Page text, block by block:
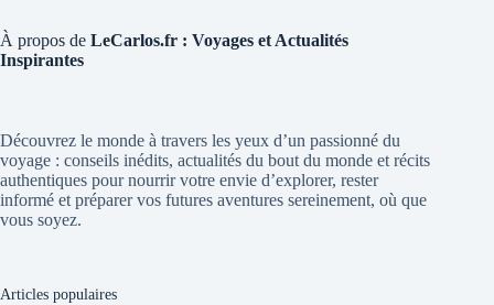
À propos de LeCarlos.fr : Voyages et Actualités
Inspirantes
Découvrez le monde à travers les yeux d’un passionné du
voyage : conseils inédits, actualités du bout du monde et récits
authentiques pour nourrir votre envie d’explorer, rester
informé et préparer vos futures aventures sereinement, où que
vous soyez.
Articles populaires